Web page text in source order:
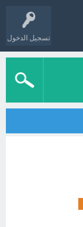
تسجيل الدخول